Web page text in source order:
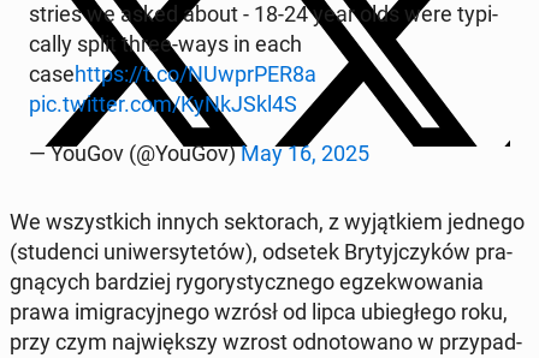
stries we asked about - 18-24 year olds were ty­pi­
cal­ly split three-ways in each
casehttps://t.co/NUw­pr­PER8a
pic.twitter.com/KyN­kJ­Skl4S
— YouGov (@YouGov)May 16, 2025
We wszyst­kich innych sek­to­rach, z wy­jąt­kiem jednego
(stu­den­ci uni­wer­sy­te­tów), odsetek Bry­tyj­czy­ków pra­
gną­cych bar­dziej ry­go­ry­stycz­ne­go eg­ze­kwo­wa­nia
prawa imi­gra­cyj­ne­go wzrósł od lipca ubie­głe­go roku,
przy czym naj­więk­szy wzrost od­no­to­wa­no w przy­pad­